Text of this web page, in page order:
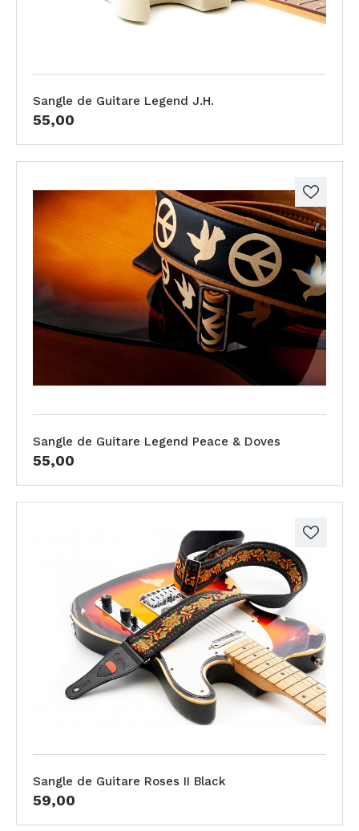
Sangle de Guitare Legend J.H.
55,00
Sangle de Guitare Legend Peace & Doves
55,00
Sangle de Guitare Roses II Black
59,00